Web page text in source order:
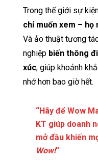
Trong thế giới sự
chỉ muốn xem – họ
Và ảo thuật tương
nghiệp biến thông
xúc, giúp khoảnh
nhớ hơn bao giờ hết.
“Hãy để Wow
KT giúp doanh
mở đầu khiến
Wow!”